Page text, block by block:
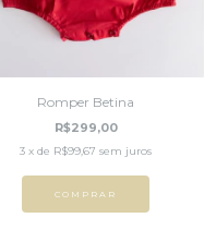
Romper Betina
R$299,00
3 x de R$99,67 sem juros
COMPRAR